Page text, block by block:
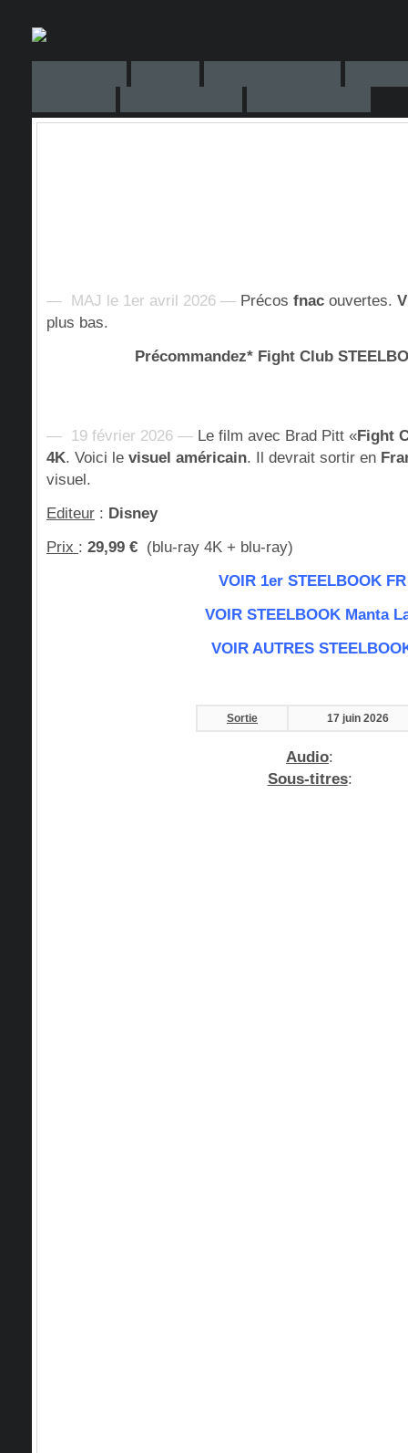
— MAJ le 1er avril 2026 — Précos fnac ouvertes.
plus bas.
Précommandez* Fight Club
— 19 février 2026 — Le film avec Brad Pitt «Fight
4K. Voici le visuel américain. Il devrait sortir en
visuel.
Editeur : Disney
Prix : 29,99 € (blu-ray 4K + blu-ray)
VOIR 1er STEELBOOK FR
VOIR STEELBOOK Manta
VOIR AUTRES
Sortie 17 juin 2026
Audio:
Sous-titres: